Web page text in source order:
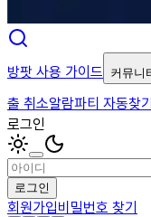
방팟 사용 가이드 커뮤니
출 취소알람파티 자동찾기
로그인
로그인
회원가입비밀번호 찾기